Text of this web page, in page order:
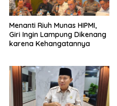
Menanti Riuh Munas HIPMI,
Giri Ingin Lampung Dikenang
karena Kehangatannya